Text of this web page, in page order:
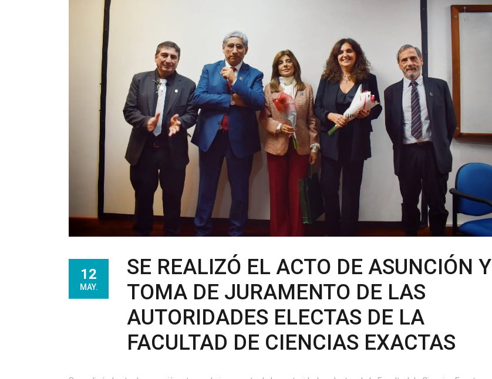
12
MAY.
SE REALIZÓ EL ACTO DE ASUNCIÓN Y
TOMA DE JURAMENTO DE LAS
AUTORIDADES ELECTAS DE LA
FACULTAD DE CIENCIAS EXACTAS